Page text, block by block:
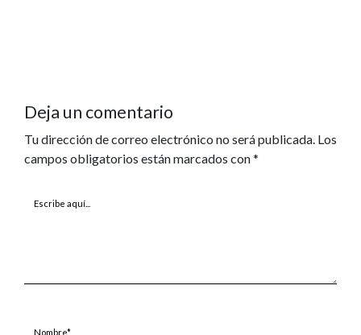
Deja un comentario
Tu dirección de correo electrónico no será publicada. Los
campos obligatorios están marcados con*
Escribe